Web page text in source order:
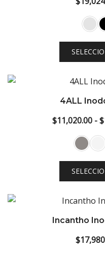
4ALL
$11,020.00 - $
Incantho
$